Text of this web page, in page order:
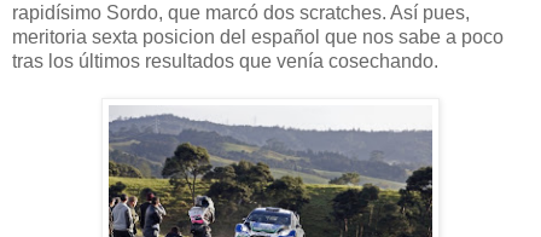
rapidísimo Sordo, que marcó dos scratches. Así pues,
meritoria sexta posicion del español que nos sabe a poco
tras los últimos resultados que venía cosechando.